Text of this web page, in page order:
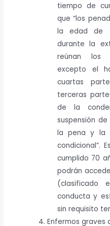
tiempo de
que “los
la edad de
durante la
reúnan los
excepto el
cuartas
terceras
de la
suspensión
la pena y la
condicional”.
cumplido 70
podrán
(clasificado
conducta y
sin requisito
Enfermos graves